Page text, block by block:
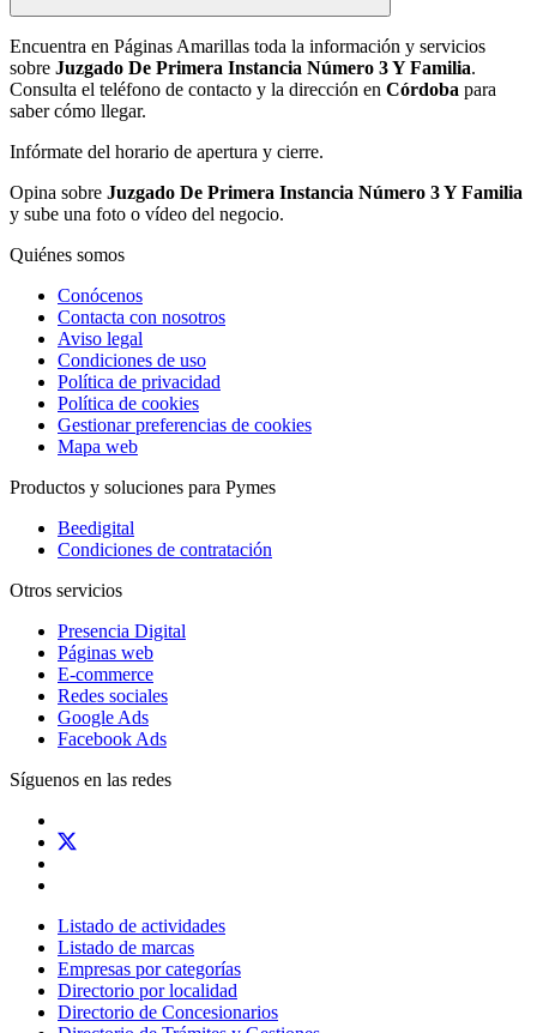
Encuentra en Páginas Amarillas toda la información y servicios
sobre Juzgado De Primera Instancia Número 3 Y Familia.
Consulta el teléfono de contacto y la dirección en Córdoba para
saber cómo llegar.
Infórmate del horario de apertura y cierre.
Opina sobre Juzgado De Primera Instancia Número 3 Y Familia
y sube una foto o vídeo del negocio.
Quiénes somos
Conócenos
Contacta con nosotros
Aviso legal
Condiciones de uso
Política de privacidad
Política de cookies
Gestionar preferencias de cookies
Mapa web
Productos y soluciones para Pymes
Beedigital
Condiciones de contratación
Otros servicios
Presencia Digital
Páginas web
E-commerce
Redes sociales
Google Ads
Facebook Ads
Síguenos en las redes
Listado de actividades
Listado de marcas
Empresas por categorías
Directorio por localidad
Directorio de Concesionarios